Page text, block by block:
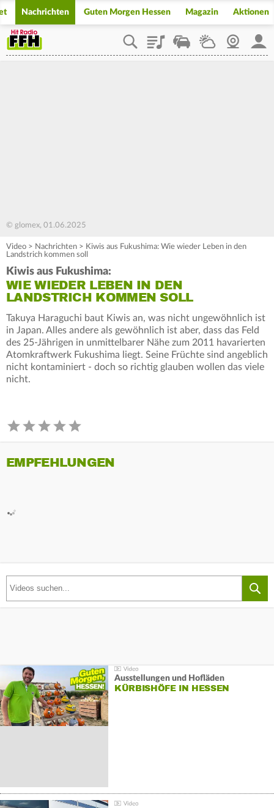
Nachrichten Guten Morgen Hessen Magazin Aktionen
PlaylistStaupilotWetterWebcam
© glomex, 01.06.2025
Video > Nachrichten > Kiwis aus Fukushima: Wie wieder Leben in den
Landstrich kommen soll
Kiwis aus Fukushima:
WIE WIEDER LEBEN IN DEN
LANDSTRICH KOMMEN SOLL
Takuya Haraguchi baut Kiwis an, was nicht ungewöhnlich ist
in Japan. Alles andere als gewöhnlich ist aber, dass das Feld
des 25-Jährigen in unmittelbarer Nähe zum 2011 havarierten
Atomkraftwerk Fukushima liegt. Seine Früchte sind angeblich
nicht kontaminiert - doch so richtig glauben wollen das viele
nicht.
EMPFEHLUNGEN
Ausstellungen und Hofläden
KÜRBISHÖFE IN HESSEN